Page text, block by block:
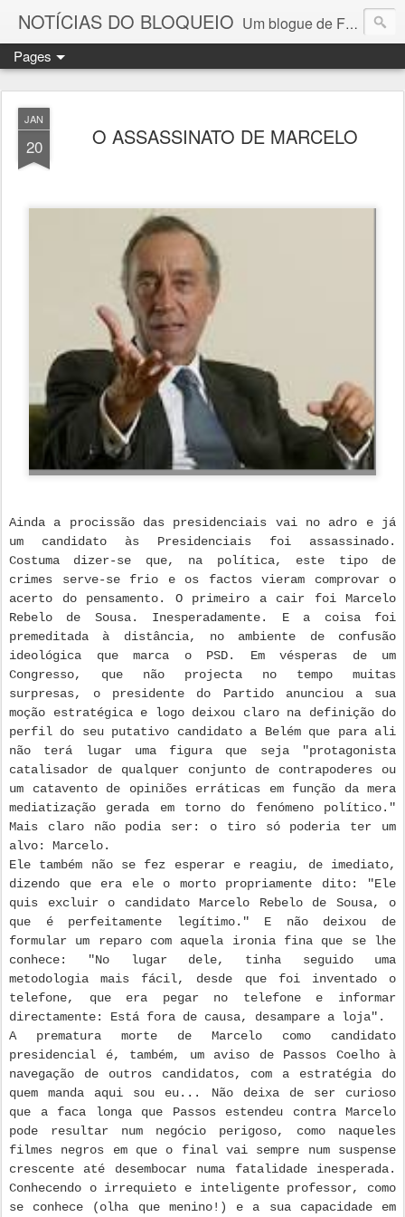
NOTÍCIAS DO BLOQUEIO Um blogue de Fernando Paulouro Neves
Pages
JAN
20 O ASSASSINATO DE MARCELO
Ainda a procissão das presidenciais vai no adro e já
um candidato às Presidenciais foi assassinado.
Costuma dizer-se que, na política, este tipo de
crimes serve-se frio e os factos vieram comprovar o
acerto do pensamento. O primeiro a cair foi Marcelo
Rebelo de Sousa. Inesperadamente. E a coisa foi
premeditada à distância, no ambiente de confusão
ideológica que marca o PSD. Em vésperas de um
Congresso, que não projecta no tempo muitas
surpresas, o presidente do Partido anunciou a sua
moção estratégica e logo deixou claro na definição do
perfil do seu putativo candidato a Belém que para ali
não terá lugar uma figura que seja "protagonista
catalisador de qualquer conjunto de contrapoderes ou
um catavento de opiniões erráticas em função da mera
mediatização gerada em torno do fenómeno político."
Mais claro não podia ser: o tiro só poderia ter um
alvo: Marcelo.
Ele também não se fez esperar e reagiu, de imediato,
dizendo que era ele o morto propriamente dito: "Ele
quis excluir o candidato Marcelo Rebelo de Sousa, o
que é perfeitamente legítimo." E não deixou de
formular um reparo com aquela ironia fina que se lhe
conhece: "No lugar dele, tinha seguido uma
metodologia mais fácil, desde que foi inventado o
telefone, que era pegar no telefone e informar
directamente: Está fora de causa, desampare a loja".
A prematura morte de Marcelo como candidato
presidencial é, também, um aviso de Passos Coelho à
navegação de outros candidatos, com a estratégia do
quem manda aqui sou eu... Não deixa de ser curioso
que a faca longa que Passos estendeu contra Marcelo
pode resultar num negócio perigoso, como naqueles
filmes negros em que o final vai sempre num suspense
crescente até desembocar numa fatalidade inesperada.
Conhecendo o irrequieto e inteligente professor, como
se conhece (olha que menino!) e a sua capacidade em